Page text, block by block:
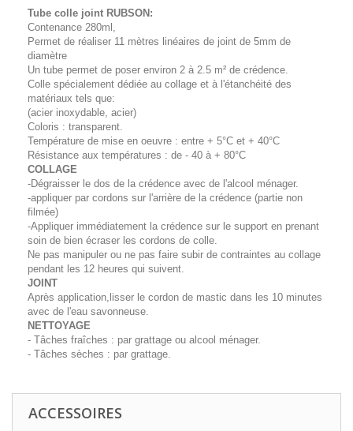
Tube colle joint RUBSON:
Contenance 280ml,
Permet de réaliser 11 mètres linéaires de joint de 5mm de
diamètre
Un tube permet de poser environ 2 à 2.5 m² de crédence.
Colle spécialement dédiée au collage et à l'étanchéité des
matériaux tels que:
(acier inoxydable, acier)
Coloris : transparent.
Température de mise en oeuvre : entre + 5°C et + 40°C
Résistance aux températures : de - 40 à + 80°C
COLLAGE
-Dégraisser le dos de la crédence avec de l'alcool ménager.
-appliquer par cordons sur l'arrière de la crédence (partie non
filmée)
-Appliquer immédiatement la crédence sur le support en prenant
soin de bien écraser les cordons de colle.
Ne pas manipuler ou ne pas faire subir de contraintes au collage
pendant les 12 heures qui suivent.
JOINT
Après application,lisser le cordon de mastic dans les 10 minutes
avec de l'eau savonneuse.
NETTOYAGE
- Tâches fraîches : par grattage ou alcool ménager.
- Tâches sèches : par grattage.
ACCESSOIRES